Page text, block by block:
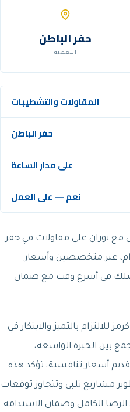
حفر الباطن
التغطية
المقاولات والتشطيبات
حفر الباطن
على مدار الساعة
نعم — على العمل
نوران على مقاولات في حفر
عبر متخصصين وأسعار
في أسرع وقت مع ضمان
بالتميز والابتكار في
بين الخبرة الواسعة،
أسعار تنافسية، تؤكد هذه
مشاريع تلبي وتتجاوز توقعات
الكامل وضمان الاستدامة